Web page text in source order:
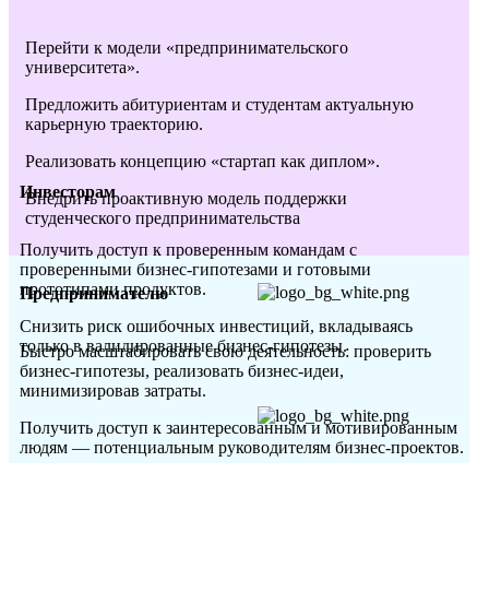
Перейти к модели «предпринимательского
университета».
Предложить абитуриентам и студентам актуальную
карьерную траекторию.
Реализовать концепцию «стартап как диплом».
Внедрить проактивную модель поддержки
студенческого предпринимательства
Инвесторам
Получить доступ к проверенным командам с
проверенными бизнес-гипотезами и готовыми
прототипами продуктов.
Снизить риск ошибочных инвестиций, вкладываясь
только в валидированные бизнес-гипотезы.
Предпринимателю
Быстро масштабировать свою деятельность: проверить
бизнес-гипотезы, реализовать бизнес-идеи,
минимизировав затраты.
Получить доступ к заинтересованным и мотивированным
людям — потенциальным руководителям бизнес-проектов.